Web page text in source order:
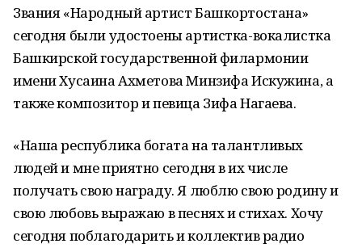
Звания «Народный артист Башкортостана»
сегодня были удостоены артистка-вокалистка
Башкирской государственной филармонии
имени Хусаина Ахметова Минзифа Искужина, а
также композитор и певица Зифа Нагаева.
«Наша республика богата на талантливых
людей и мне приятно сегодня в их числе
получать свою награду. Я люблю свою родину и
свою любовь выражаю в песнях и стихах. Хочу
сегодня поблагодарить и коллектив радио